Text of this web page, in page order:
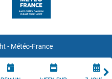
- Météo-France